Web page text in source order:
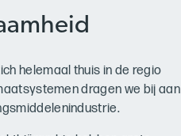
helemaal thuis in de regio
dragen we bij aan